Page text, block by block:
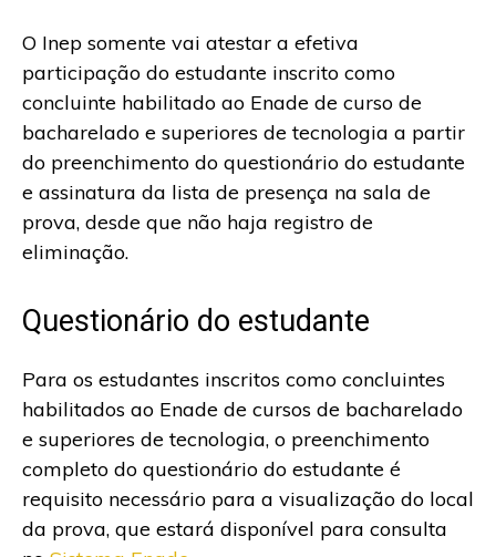
O Inep somente vai atestar a efetiva
participação do estudante inscrito como
concluinte habilitado ao Enade de curso de
bacharelado e superiores de tecnologia a partir
do preenchimento do questionário do estudante
e assinatura da lista de presença na sala de
prova, desde que não haja registro de
eliminação.
Questionário do estudante
Para os estudantes inscritos como concluintes
habilitados ao Enade de cursos de bacharelado
e superiores de tecnologia, o preenchimento
completo do questionário do estudante é
requisito necessário para a visualização do local
da prova, que estará disponível para consulta